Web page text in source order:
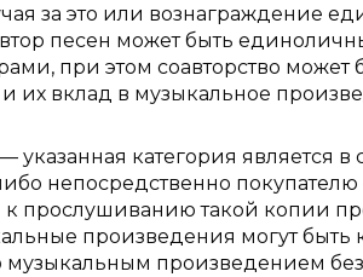
за это или вознаграждение
песен может быть
при этом соавторство может
их вклад в музыкальное
категория является
непосредственно
прослушиванию такой копии
произведения могут быть
музыкальным произведением